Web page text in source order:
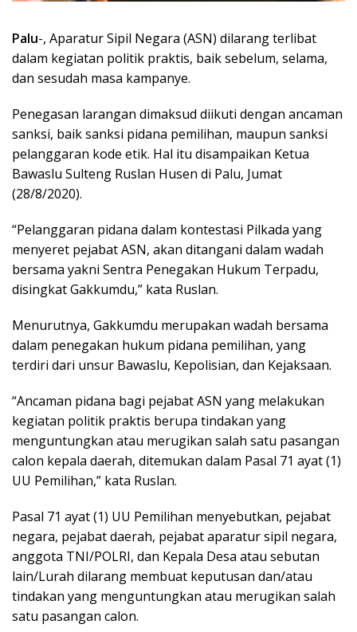
Palu-, Aparatur Sipil Negara (ASN) dilarang terlibat
dalam kegiatan politik praktis, baik sebelum, selama,
dan sesudah masa kampanye.
Penegasan larangan dimaksud diikuti dengan ancaman
sanksi, baik sanksi pidana pemilihan, maupun sanksi
pelanggaran kode etik. Hal itu disampaikan Ketua
Bawaslu Sulteng Ruslan Husen di Palu, Jumat
(28/8/2020).
“Pelanggaran pidana dalam kontestasi Pilkada yang
menyeret pejabat ASN, akan ditangani dalam wadah
bersama yakni Sentra Penegakan Hukum Terpadu,
disingkat Gakkumdu,” kata Ruslan.
Menurutnya, Gakkumdu merupakan wadah bersama
dalam penegakan hukum pidana pemilihan, yang
terdiri dari unsur Bawaslu, Kepolisian, dan Kejaksaan.
“Ancaman pidana bagi pejabat ASN yang melakukan
kegiatan politik praktis berupa tindakan yang
menguntungkan atau merugikan salah satu pasangan
calon kepala daerah, ditemukan dalam Pasal 71 ayat (1)
UU Pemilihan,” kata Ruslan.
Pasal 71 ayat (1) UU Pemilihan menyebutkan, pejabat
negara, pejabat daerah, pejabat aparatur sipil negara,
anggota TNI/POLRI, dan Kepala Desa atau sebutan
lain/Lurah dilarang membuat keputusan dan/atau
tindakan yang menguntungkan atau merugikan salah
satu pasangan calon.